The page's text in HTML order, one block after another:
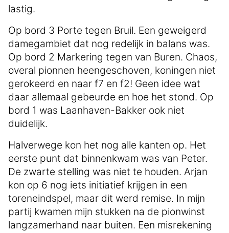
lastig.
Op bord 3 Porte tegen Bruil. Een geweigerd
damegambiet dat nog redelijk in balans was.
Op bord 2 Markering tegen van Buren. Chaos,
overal pionnen heengeschoven, koningen niet
gerokeerd en naar f7 en f2! Geen idee wat
daar allemaal gebeurde en hoe het stond. Op
bord 1 was Laanhaven-Bakker ook niet
duidelijk.
Halverwege kon het nog alle kanten op. Het
eerste punt dat binnenkwam was van Peter.
De zwarte stelling was niet te houden. Arjan
kon op 6 nog iets initiatief krijgen in een
toreneindspel, maar dit werd remise. In mijn
partij kwamen mijn stukken na de pionwinst
langzamerhand naar buiten. Een misrekening